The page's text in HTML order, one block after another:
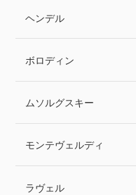
ヘンデル
ボロディン
ムソルグスキー
モンテヴェルディ
ラヴェル